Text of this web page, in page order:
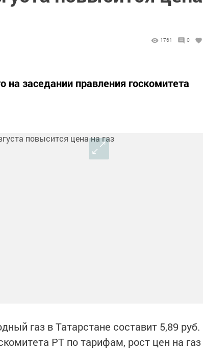
1761 0
заседании правления госкомитета
газ в Татарстане составит 5,89 руб.
РТ по тарифам, рост цен на газ